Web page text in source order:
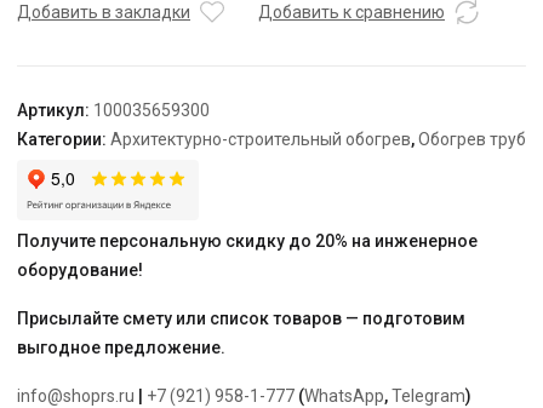
TEPLOLUX
10
Добавить в закладки Добавить к сравнению
Артикул: 100035659300
Категории: Архитектурно-строительный обогрев,Обогрев труб
Получите персональную скидку до 20% на инженерное
оборудование!
Присылайте смету или список товаров — подготовим
выгодное предложение.
info@shoprs.ru +7 (921) 958-1-777 (WhatsApp,Telegram)